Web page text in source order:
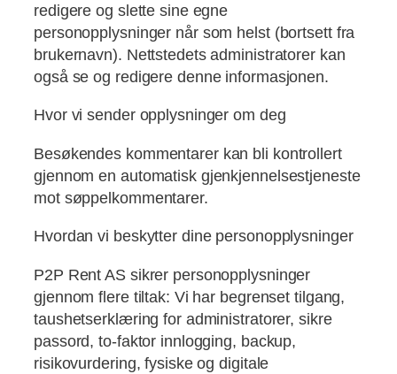
redigere og slette sine egne
personopplysninger når som helst (bortsett fra
brukernavn). Nettstedets administratorer kan
også se og redigere denne informasjonen.
Hvor vi sender opplysninger om deg
Besøkendes kommentarer kan bli kontrollert
gjennom en automatisk gjenkjennelsestjeneste
mot søppelkommentarer.
Hvordan vi beskytter dine personopplysninger
P2P Rent AS sikrer personopplysninger
gjennom flere tiltak: Vi har begrenset tilgang,
taushetserklæring for administratorer, sikre
passord, to-faktor innlogging, backup,
risikovurdering, fysiske og digitale